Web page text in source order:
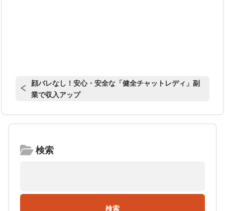
顔バレなし！安心・安全な「健全チャットレディ」副
業で収入アップ
検索